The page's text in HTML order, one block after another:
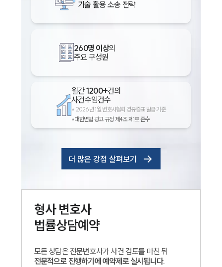
기술 활용 소송 전략
260명 이상의
주요 구성원
월간1200+건의
사건수임건수
* 2026년 1월 변호사협회 경유증표 발급 기준
*대한변협 광고 규정 제4조 제1호 준수
더 많은 강점 살펴보기
형사변호사
법률상담예약
모든 상담은 전문변호사가 사건 검토를 마친 뒤
전문적으로 진행하기에 예약제로 실시됩니다.